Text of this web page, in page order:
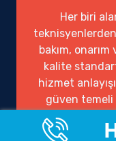
Her biri
teknisyenlerden
bakım,
kalite
hizmet
güven temeli
sektörde